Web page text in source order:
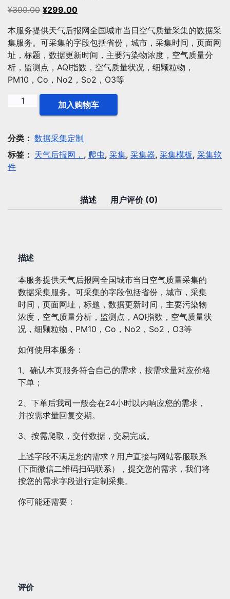
¥399.00 原
为：
¥399.00。
¥299.00当
价
格
为：
¥299.00。
本服务提供天气后报网全国城市当日空气质量采集的数据采
集服务。可采集的字段包括省份，城市，采集时间，页面网
址，标题，数据更新时间，主要污染物浓度，空气质量分
析，监测点，AQI指数，空气质量状况，细颗粒物，
PM10，Co，No2，So2，O3等
集：
天
气
后
全
加入购物车
分类： 数据采集定制
标签： 天气后报网， , 爬虫, 采集, 采集器, 采集模板, 采集软
件
描述 用户评价 (0)
描述
本服务提供天气后报网全国城市当日空气质量采集的
数据采集服务。可采集的字段包括省份，城市，采集
时间，页面网址，标题，数据更新时间，主要污染物
浓度，空气质量分析，监测点，AQI指数，空气质量状
况，细颗粒物，PM10，Co，No2，So2，O3等
如何使用本服务：
1、确认本页服务符合自己的需求，按需求量对应价格
下单；
2、下单后我司一般会在24小时以内响应您的需求，
并按需求量回复交期。
3、按需爬取，交付数据，交易完成。
上述字段不满足您的需求？用户直接与网站客服联系
(下面微信二维码扫码联系），提交您的需求，我们将
按您的需求字段进行定制采集。
你可能还需要：
评价